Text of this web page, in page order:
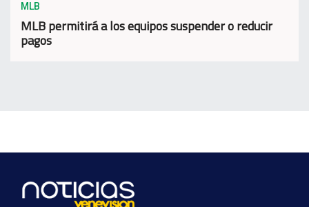
MLB
MLB permitirá a los equipos suspender o reducir
pagos